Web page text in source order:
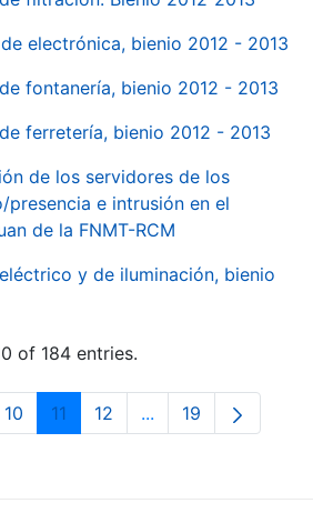
electrónica, bienio 2012 - 2013
fontanería, bienio 2012 - 2013
ferretería, bienio 2012 - 2013
de los servidores de los
presencia e intrusión en el
de la FNMT-RCM
y de iluminación, bienio
of 184 entries.
Pages Use TAB to navigate.
Page
10 Page
11 Page
12 ...Intermediate
Page
19